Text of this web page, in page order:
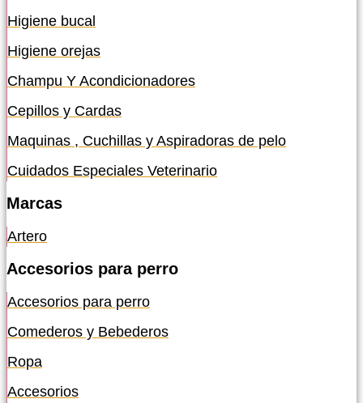
Higiene bucal
Higiene orejas
Champu Y Acondicionadores
Cepillos y Cardas
Maquinas , Cuchillas y Aspiradoras de pelo
Cuidados Especiales Veterinario
Marcas
Artero
Accesorios para perro
Accesorios para perro
Comederos y Bebederos
Ropa
Accesorios